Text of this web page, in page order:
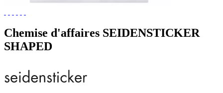
Chemise d'affaires SEIDENSTICKER
SHAPED